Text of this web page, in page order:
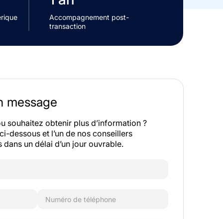
Accompagnement post-
transaction
message
souhaitez obtenir plus d’information ?
dessous et l’un de nos conseillers
un délai d’un jour ouvrable.